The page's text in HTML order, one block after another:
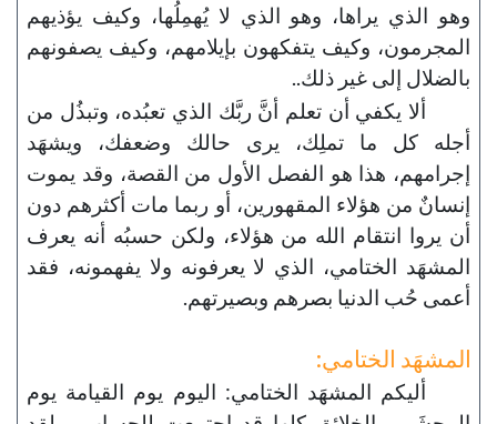
وهو الذي يراها، وهو الذي لا يُهمِلُها، وكيف يؤذيهم
المجرمون، وكيف يتفكهون بإيلامهم، وكيف يصفونهم
بالضلال إلى غير ذلك..
ألا يكفي أن تعلم أنَّ ربَّك الذي تعبُده، وتبذُل من
أجله كل ما تملِك، يرى حالك وضعفك، ويشهَد
إجرامهم، هذا هو الفصل الأول من القصة، وقد يموت
إنسانٌ من هؤلاء المقهورين، أو ربما مات أكثرهم دون
أن يروا انتقام الله من هؤلاء، ولكن حسبُه أنه يعرف
المشهَد الختامي، الذي لا يعرفونه ولا يفهمونه، فقد
أعمى حُب الدنيا بصرهم وبصيرتهم.
المشهَد الختامي:
أليكم المشهَد الختامي: اليوم يوم القيامة يوم